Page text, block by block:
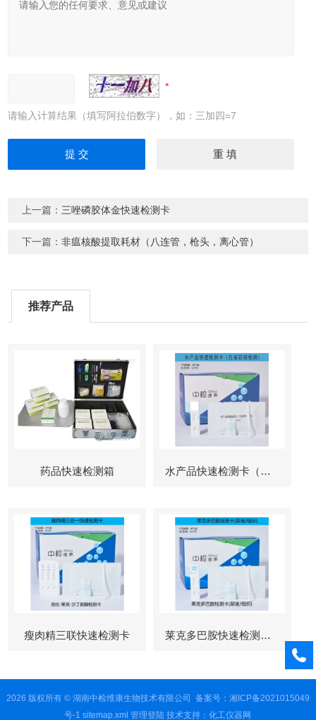
请输入计算结果（填写阿拉伯数字），如：三加四=7
上一篇：三唑磷胶体金快速检测卡
下一篇：非瘟核酸提取耗材（八连管，枪头，离心管）
推荐产品
药品快速检测箱 水产品快速检测卡（孔雀石绿检测）
瘦肉精三联快速检测卡 莱克多巴胺快速检测卡（瘦肉精检测）
2026 版权所有 © 湖南中检维康生物技术有限公司 备案号：湘ICP备2021015049
号-1 sitemap.xml 管理登陆 技术支持：化工仪器网